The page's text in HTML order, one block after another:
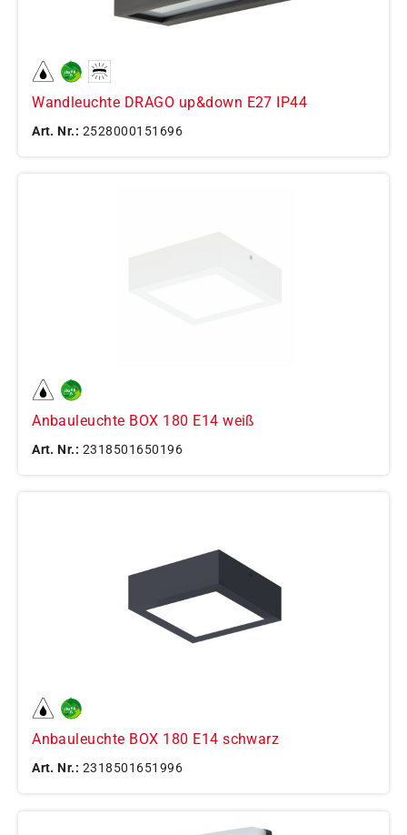
Wandleuchte DRAGO up&down E27 IP44
Art. Nr.: 2528000151696
Anbauleuchte BOX 180 E14 weiß
Art. Nr.: 2318501650196
Anbauleuchte BOX 180 E14 schwarz
Art. Nr.: 2318501651996